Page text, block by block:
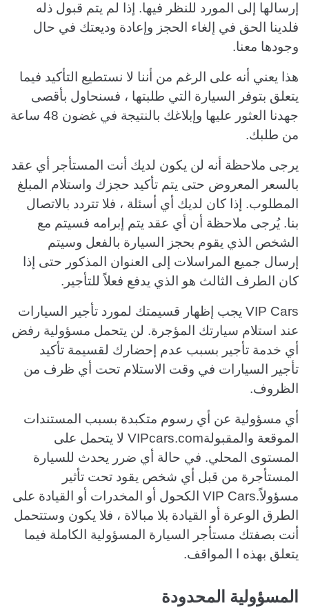
إرسالها إلى المورد للنظر فيها. إذا لم يتم قبول ذله
فلدينا الحق في إلغاء الحجز وإعادة وديعتك في حال
وجودها معنا.
هذا يعني أنه على الرغم من أننا لا نستطيع التأكيد فيما
يتعلق بتوفر السيارة التي طلبتها ، فسنحاول بأقصى
جهدنا العثور عليها وإبلاغك بالنتيجة في غضون 48 ساعة
من طلبك.
يرجى ملاحظة أنه لن يكون لديك أنت المستأجر أي عقد
بالسعر المعروض حتى يتم تأكيد حجزك واستلام المبلغ
المطلوب. إذا كان لديك أي أسئلة ، فلا تتردد بالاتصال
بنا. يُرجى ملاحظة أن أي عقد يتم إبرامه فسيتم مع
الشخص الذي يقوم بحجز السيارة بالفعل وسيتم
إرسال جميع المراسلات إلى العنوان المذكور حتى إذا
كان الطرف الثالث هو الذي يدفع فعلاً للتأجير.
VIP Cars يجب إظهار قسيمتك لمورد تأجير السيارات
عند استلام سيارتك المؤجرة. لن يتحمل مسؤولية رفض
أي خدمة تأجير بسبب عدم إحضارك لقسيمة تأكيد
تأجير السيارات في وقت الاستلام تحت أي ظرف من
الظروف.
أي مسؤولية عن أي رسوم متكبدة بسبب المستندات
الموقعة والمقبولةVIPcars.com لا يتحمل على
المستوى المحلي. في حالة أي ضرر يحدث للسيارة
المستأجرة من قبل أي شخص يقود تحت تأثير
مسؤولاً.VIP Cars الكحول أو المخدرات أو القيادة على
الطرق الوعرة أو القيادة بلا مبالاة ، فلا يكون وستتحمل
أنت بصفتك مستأجر السيارة المسؤولية الكاملة فيما
يتعلق بهذه ا المواقف.
المسؤولية المحدودة